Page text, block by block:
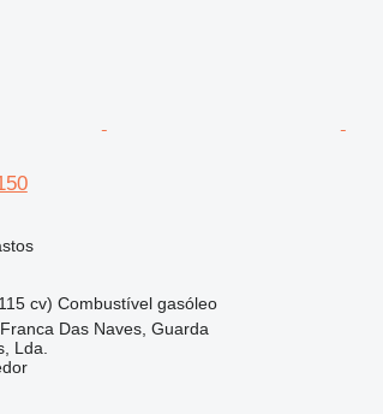
cv) Combustível gasóleo
Das Naves, Guarda
Lda.